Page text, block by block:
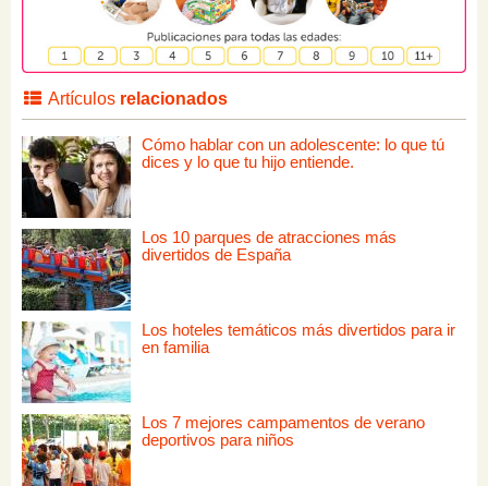
Artículos relacionados
Cómo hablar con un adolescente: lo que tú
dices y lo que tu hijo entiende.
Los 10 parques de atracciones más
divertidos de España
Los hoteles temáticos más divertidos para ir
en familia
Los 7 mejores campamentos de verano
deportivos para niños